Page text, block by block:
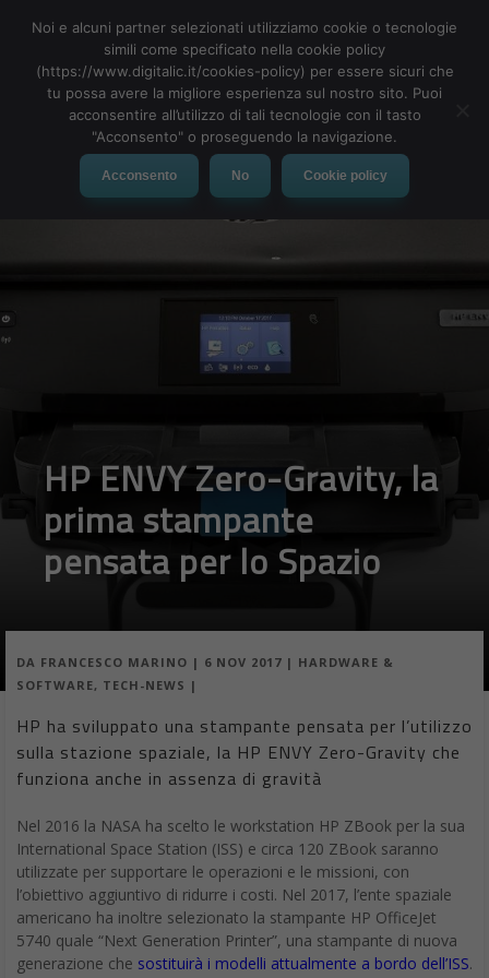
MENU
HP ENVY Zero-Gravity, la
prima stampante
pensata per lo Spazio
DA FRANCESCO MARINO | 6 NOV 2017 | HARDWARE &
SOFTWARE, TECH-NEWS |
HP ha sviluppato una stampante pensata per l’utilizzo
sulla stazione spaziale, la HP ENVY Zero-Gravity che
funziona anche in assenza di gravità
Nel 2016 la NASA ha scelto le workstation HP ZBook per la sua
International Space Station (ISS) e circa 120 ZBook saranno
utilizzate per supportare le operazioni e le missioni, con
l’obiettivo aggiuntivo di ridurre i costi. Nel 2017, l’ente spaziale
americano ha inoltre selezionato la stampante HP OfficeJet
5740 quale “Next Generation Printer”, una stampante di nuova
generazione che sostituirà i modelli attualmente a bordo dell’ISS.
Noi e alcuni partner selezionati utilizziamo cookie o tecnologie
simili come specificato nella cookie policy
(https://www.digitalic.it/cookies-policy) per essere sicuri che
tu possa avere la migliore esperienza sul nostro sito. Puoi
acconsentire all’utilizzo di tali tecnologie con il tasto
"Acconsento" o proseguendo la navigazione.
Acconsento No Cookie policy